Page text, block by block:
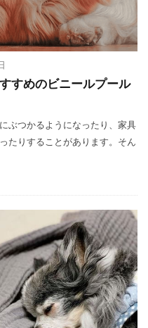
すめのビニールプール
ぶつかるようになったり、家具
たりすることがあります。そん